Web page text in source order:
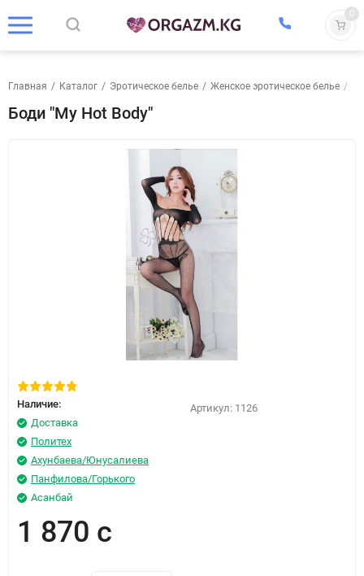
0
Главная / Каталог / Эротическое белье / Женское эротическое белье /
Боди "My Hot Body"
Наличие:
Доставка
Политех
Ахунбаева/Юнусалиева
Панфилова/Горького
Асанбай
Артикул: 1126
1 870 с